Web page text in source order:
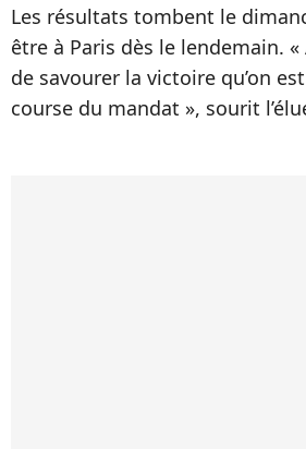
Les résultats tombent le
être à Paris dès le lendemain.
de savourer la victoire qu’on
course du mandat », sourit